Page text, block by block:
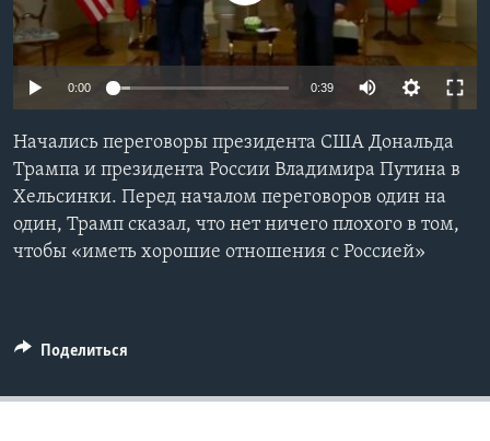
Learning English
СОЦИАЛЬНЫЕ СЕТИ
Языки
0:00 0:39
Начались переговоры президента США Дональда
Трампа и президента России Владимира Путина в
Хельсинки. Перед началом переговоров один на
один, Трамп сказал, что нет ничего плохого в том,
чтобы «иметь хорошие отношения с Россией»
Поделиться